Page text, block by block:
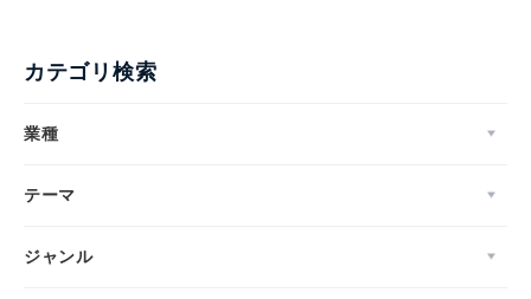
カテゴリ検索
業種
テーマ
ジャンル